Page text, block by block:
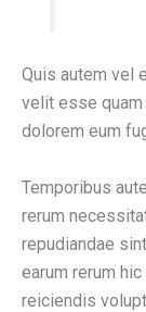
Quis autem vel
velit esse
dolorem eum
Temporibus
rerum
repudiandae
earum rerum
reiciendis